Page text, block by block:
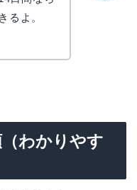
るよ。
わかりやす